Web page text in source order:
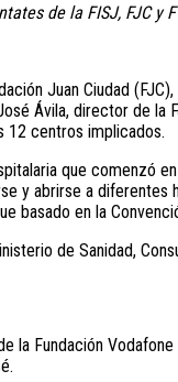
de la FISJ, FJC y
Juan Ciudad
Ávila, director de
12 centros implicados.
que comenzó
y abrirse a
basado en la
de Sanidad,
la Fundación